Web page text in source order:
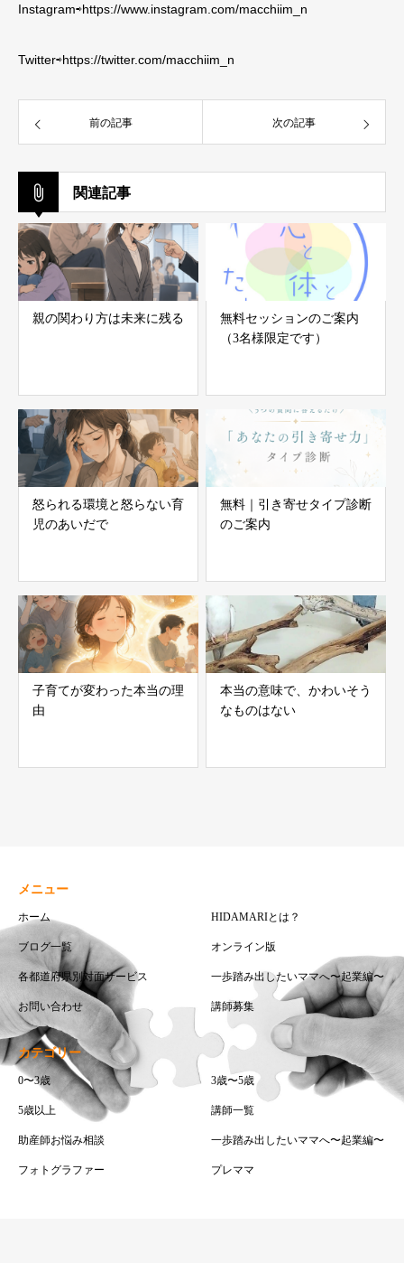
Instagram⇨https://www.instagram.com/macchiim_n
Twitter⇨https://twitter.com/macchiim_n
前の記事 次の記事
関連記事
親の関わり方は未来に残る
無料セッションのご案内
（3名様限定です）
怒られる環境と怒らない育
児のあいだで
無料｜引き寄せタイプ診断
のご案内
子育てが変わった本当の理
由
本当の意味で、かわいそう
なものはない
メニュー
ホーム HIDAMARIとは？
ブログ一覧 オンライン版
各都道府県別対面サービス 一歩踏み出したいママへ〜起業編〜
お問い合わせ 講師募集
カテゴリー
0〜3歳 3歳〜5歳
5歳以上 講師一覧
助産師お悩み相談 一歩踏み出したいママへ〜起業編〜
フォトグラファー プレママ